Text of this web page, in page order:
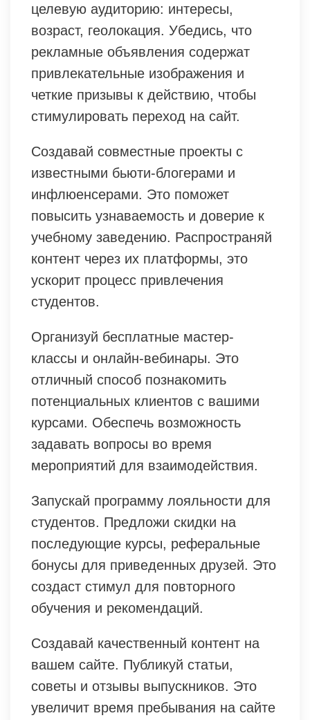
целевую аудиторию: интересы,
возраст, геолокация. Убедись, что
рекламные объявления содержат
привлекательные изображения и
четкие призывы к действию, чтобы
стимулировать переход на сайт.
Создавай совместные проекты с
известными бьюти-блогерами и
инфлюенсерами. Это поможет
повысить узнаваемость и доверие к
учебному заведению. Распространяй
контент через их платформы, это
ускорит процесс привлечения
студентов.
Организуй бесплатные мастер-
классы и онлайн-вебинары. Это
отличный способ познакомить
потенциальных клиентов с вашими
курсами. Обеспечь возможность
задавать вопросы во время
мероприятий для взаимодействия.
Запускай программу лояльности для
студентов. Предложи скидки на
последующие курсы, реферальные
бонусы для приведенных друзей. Это
создаст стимул для повторного
обучения и рекомендаций.
Создавай качественный контент на
вашем сайте. Публикуй статьи,
советы и отзывы выпускников. Это
увеличит время пребывания на сайте